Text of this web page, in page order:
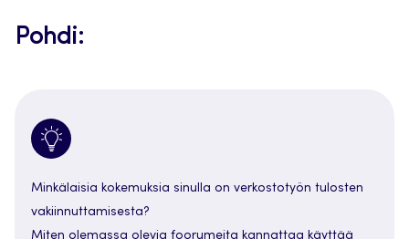
Pohdi:
Minkälaisia kokemuksia sinulla on verkostotyön tulosten
vakiinnuttamisesta?